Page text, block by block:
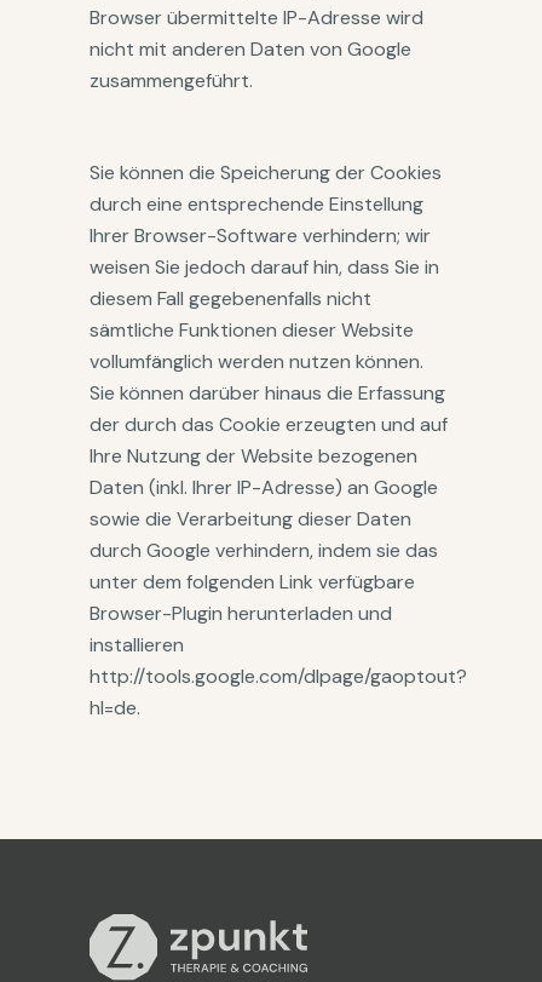
Browser übermittelte IP-Adresse wird
nicht mit anderen Daten von Google
zusammengeführt.
Sie können die Speicherung der Cookies
durch eine entsprechende Einstellung
Ihrer Browser-Software verhindern; wir
weisen Sie jedoch darauf hin, dass Sie in
diesem Fall gegebenenfalls nicht
sämtliche Funktionen dieser Website
vollumfänglich werden nutzen können.
Sie können darüber hinaus die Erfassung
der durch das Cookie erzeugten und auf
Ihre Nutzung der Website bezogenen
Daten (inkl. Ihrer IP-Adresse) an Google
sowie die Verarbeitung dieser Daten
durch Google verhindern, indem sie das
unter dem folgenden Link verfügbare
Browser-Plugin herunterladen und
installieren
http://tools.google.com/dlpage/gaoptout?
hl=de.